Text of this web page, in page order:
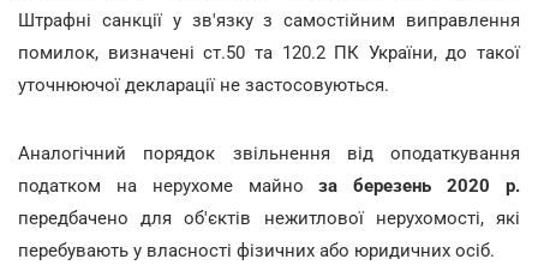
Штрафні санкції у зв'язку з самостійним виправлення
помилок, визначені ст.50 та 120.2 ПК України, до такої
уточнюючої декларації не застосовуються.
Аналогічний порядок звільнення від оподаткування
податком на нерухоме майноза березень 2020 р.
передбачено для об'єктів нежитлової нерухомості, які
перебувають у власності фізичних або юридичних осіб.